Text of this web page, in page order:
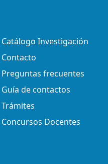
Catálogo Investigación
Contacto
Preguntas frecuentes
Guía de contactos
Trámites
Concursos Docentes